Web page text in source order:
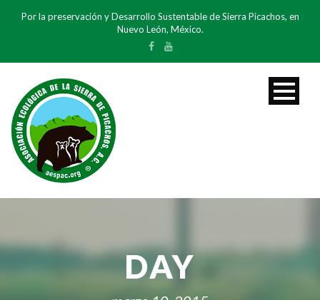
Por la preservación y Desarrollo Sustentable de Sierra Picachos, en
Nuevo León, México.
DAY